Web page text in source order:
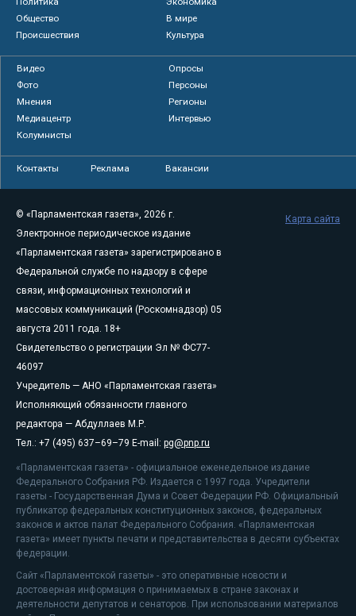
Общество
В мире
Происшествия
Культура
Видео
Опросы
Фото
Персоны
Мнения
Регионы
Медиацентр
Интервью
Колумнисты
Контакты Реклама Вакансии
© «Парламентская газета», 2026 г.
Электронное периодическое издание
«Парламентская газета» зарегистрировано в
Федеральной службе по надзору в сфере
связи, информационных технологий и
массовых коммуникаций (Роскомнадзор) 05
августа 2011 года. 18+
Свидетельство о регистрации Эл № ФС77-
46097
Учредитель — АНО «Парламентская газета»
Исполняющий обязанности главного
редактора — Абдуллаев М.Р.
Тел.: +7 (495) 637–69–79 E-mail: pg@pnp.ru
«Парламентская газета» - официальное еженедельное издание
Федерального Собрания РФ. Издается с 1997 года. Учредители
газеты - Государственная Дума и Совет Федерации РФ. Официальный
публикатор федеральных конституционных законов, федеральных
законов и актов палат Федерального Собрания. «Парламентская
газета» имеет пункты печати и представительства в десяти субъектах
федерации.
Сайт «Парламентской газеты» - это оперативные новости и
достоверная информация о принимаемых в стране законах и
деятельности депутатов и сенаторов. При использовании материалов
Карта сайта